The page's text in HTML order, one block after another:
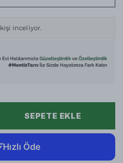
kişi inceliyor.
SEPETE EKLE